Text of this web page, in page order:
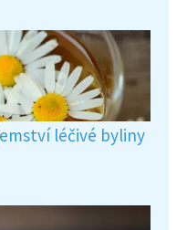
léčivé byliny